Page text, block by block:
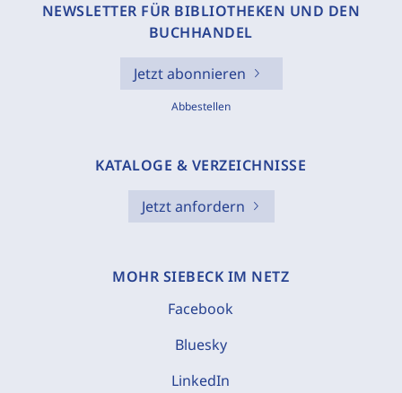
NEWSLETTER FÜR BIBLIOTHEKEN UND DEN
BUCHHANDEL
Jetzt abonnieren
Abbestellen
KATALOGE & VERZEICHNISSE
Jetzt anfordern
MOHR SIEBECK IM NETZ
Facebook
Bluesky
LinkedIn